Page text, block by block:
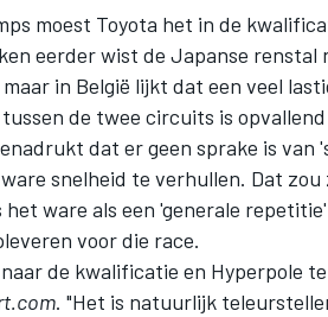
moest Toyota het in de
eerder wist de Japanse renstal
in België lijkt dat een veel
de twee circuits is
dat er geen sprake is van
snelheid te verhullen. Dat zou
ware als een 'generale
voor die race.
de kwalificatie en Hyperpole
. "Het is natuurlijk